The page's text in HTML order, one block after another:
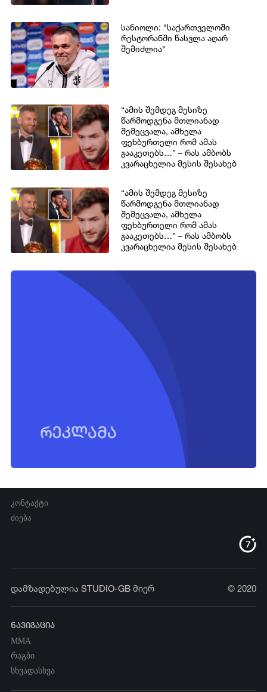
სანიოლი: "საქართველოში
რესტორანში წასვლა აღარ
შემიძლია"
“ამის შემდეგ მესიზე
წარმოდგენა მთლიანად
შემეცვალა, ამხელა
ფეხბურთელი რომ ამას
გააკეთებს…” – რას ამბობს
კვარაცხელია მესის შესახებ
“ამის შემდეგ მესიზე
წარმოდგენა მთლიანად
შემეცვალა, ამხელა
ფეხბურთელი რომ ამას
გააკეთებს…” – რას ამბობს
კვარაცხელია მესის შესახებ
კონტაქტი
ძიება
დამზადებულია STUDIO-GBმიერ © 2020
ნავიგაცია
MMA
რაგბი
სხვადასხვა